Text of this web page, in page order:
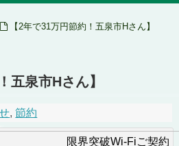
【2年で31万円節約！五泉市Hさん】
五泉市Hさん】
,節約